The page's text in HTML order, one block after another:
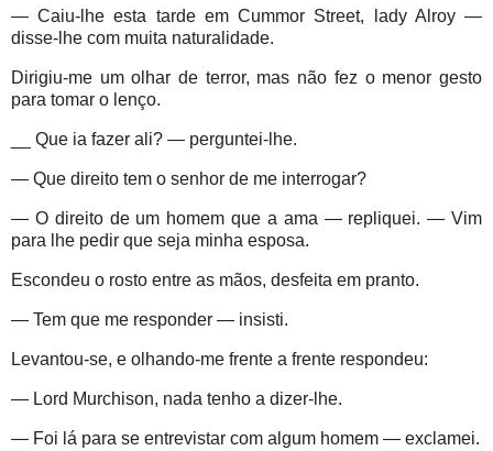
— Caiu-lhe esta tarde em Cummor Street, lady Alroy —
disse-lhe com muita naturalidade.
Dirigiu-me um olhar de terror, mas não fez o menor gesto
para tomar o lenço.
__ Que ia fazer ali? — perguntei-lhe.
— Que direito tem o senhor de me interrogar?
— O direito de um homem que a ama — repliquei. — Vim
para lhe pedir que seja minha esposa.
Escondeu o rosto entre as mãos, desfeita em pranto.
— Tem que me responder — insisti.
Levantou-se, e olhando-me frente a frente respondeu:
— Lord Murchison, nada tenho a dizer-lhe.
— Foi lá para se entrevistar com algum homem — exclamei.